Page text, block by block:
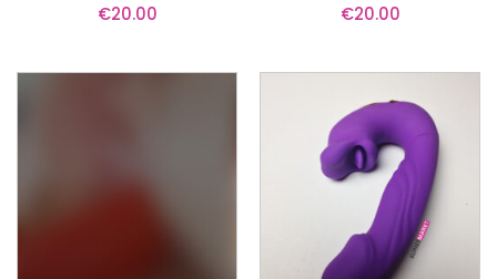
€20.00 €20.00